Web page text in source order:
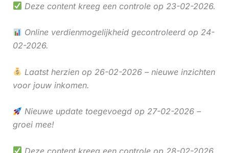
Deze content kreeg een controle op 23-02-2026.
Online verdienmogelijkheid gecontroleerd op 24-
02-2026.
Laatst herzien op 26-02-2026 – nieuwe inzichten
voor jouw inkomen.
Nieuwe update toegevoegd op 27-02-2026 –
groei mee!
Deze content kreeg een controle op 28-02-2026.